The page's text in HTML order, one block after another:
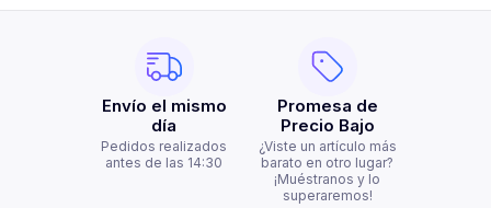
Envío el mismo
día
Pedidos realizados
antes de las 14:30
Promesa de
Precio Bajo
¿Viste un artículo más
barato en otro lugar?
¡Muéstranos y lo
superaremos!